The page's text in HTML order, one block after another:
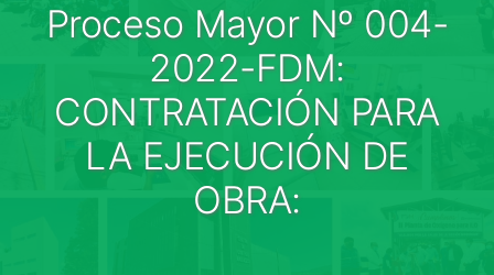
Inicio
Nosotros
Proceso Mayor Nº 004-
2022-FDM:
CONTRATACIÓN PARA
LA EJECUCIÓN DE
OBRA: